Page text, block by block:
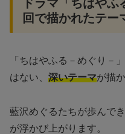
ドラマ「ちはや
回で描かれたテー
「ちはやふる－めぐり－
はない、 深いテーマが描
藍沢めぐるたちが歩んで
が浮かび上がります。